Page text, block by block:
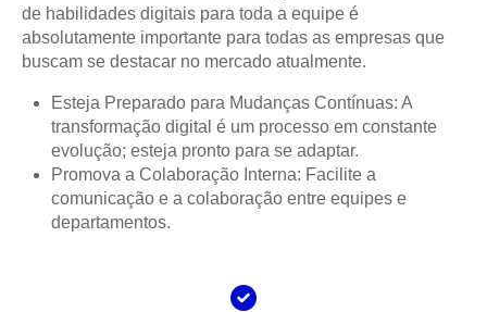
de habilidades digitais para toda a equipe é
absolutamente importante para todas as empresas que
buscam se destacar no mercado atualmente.
Esteja Preparado para Mudanças Contínuas: A
transformação digital é um processo em constante
evolução; esteja pronto para se adaptar.
Promova a Colaboração Interna: Facilite a
comunicação e a colaboração entre equipes e
departamentos.